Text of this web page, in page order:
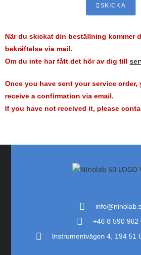
SKICKA
När du skickat din beställning kommer
bekräftelse via mail.
Om du inte har fått det hör av dig till
Once you have sent your service
receive a confirmation via email.
If you have not received it, please
+46 8 590 962
Instrumentvägen 4, 194 51